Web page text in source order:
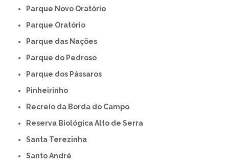
Parque Novo Oratório
Parque Oratório
Parque das Nações
Parque do Pedroso
Parque dos Pássaros
Pinheirinho
Recreio da Borda do Campo
Reserva Biológica Alto de Serra
Santa Terezinha
Santo André